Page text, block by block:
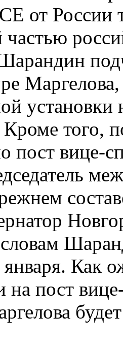
от России
частью
того,
пост вице-
января. Как
на пост